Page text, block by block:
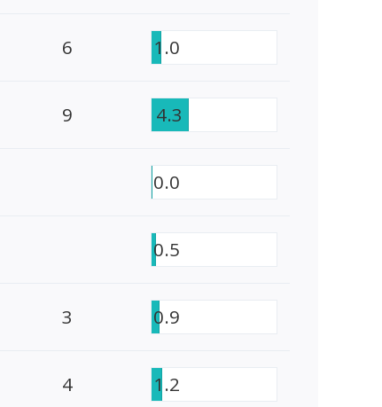
6 1.0
9 4.3
0.0
0.5
3 0.9
4 1.2